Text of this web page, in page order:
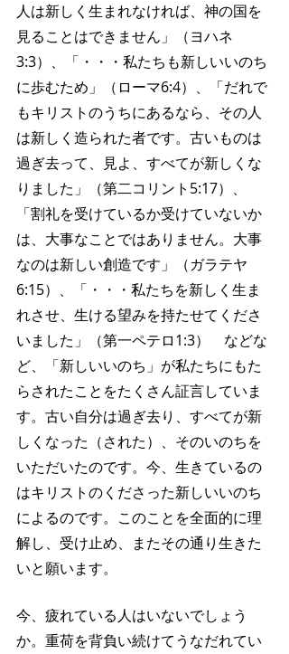
人は新しく生まれなければ、神の国を
見ることはできません」（ヨハネ
3:3）、「・・・私たちも新しいいのち
に歩むため」（ローマ6:4）、「だれで
もキリストのうちにあるなら、その人
は新しく造られた者です。古いものは
過ぎ去って、見よ、すべてが新しくな
りました」（第二コリント5:17）、
「割礼を受けているか受けていないか
は、大事なことではありません。大事
なのは新しい創造です」（ガラテヤ
6:15）、「・・・私たちを新しく生ま
れさせ、生ける望みを持たせてくださ
いました」（第一ペテロ1:3）　などな
ど、「新しいいのち」が私たちにもた
らされたことをたくさん証言していま
す。古い自分は過ぎ去り、すべてが新
しくなった（された）、そのいのちを
いただいたのです。今、生きているの
はキリストのくださった新しいいのち
によるのです。このことを全面的に理
解し、受け止め、またその通り生きた
いと願います。
今、疲れている人はいないでしょう
か。重荷を背負い続けてうなだれてい